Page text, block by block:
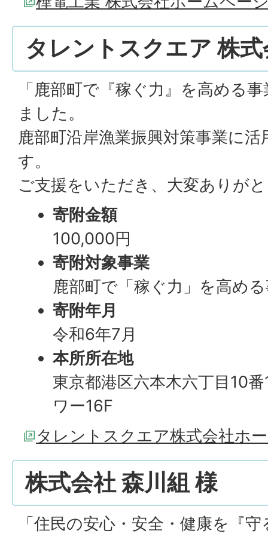
タレントスクエア 株
「鹿部町で『稼ぐ力』を高める
ました。
鹿部町沿岸漁業振興対策事業に
す。
ご支援をいただき、大変ありが
寄附金額
100,000円
寄附対象事業
鹿部町で「稼ぐ力」を高め
寄附年月
令和6年7月
本所所在地
東京都港区六本木六丁目10
ワー16F
タレントスクエア株式会社ホ
株式会社 森川組 様
「住民の安心・安全・健康を『